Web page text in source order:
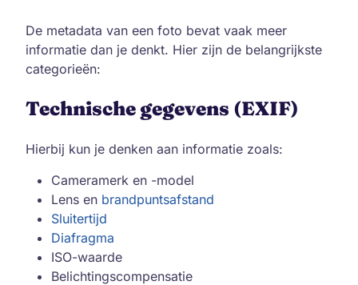
De metadata van een foto bevat vaak meer
informatie dan je denkt. Hier zijn de belangrijkste
categorieën:
Technische gegevens (EXIF)
Hierbij kun je denken aan informatie zoals:
Cameramerk en -model
Lens en brandpuntsafstand
Sluitertijd
Diafragma
ISO-waarde
Belichtingscompensatie